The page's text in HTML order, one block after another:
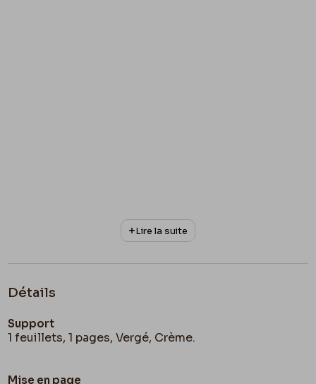
Lire la suite
Détails
Support
1 feuillets, 1 pages, Vergé, Crème.
Mise en page